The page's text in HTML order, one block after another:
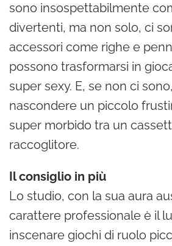
sono insospettabilmente
divertenti, ma non solo, ci
accessori come righe e
possono trasformarsi in
super sexy. E, se non ci
nascondere un piccolo
super morbido tra un
raccoglitore.
Il consiglio in più
Lo studio, con la sua aura
carattere professionale è il
inscenare giochi di ruolo